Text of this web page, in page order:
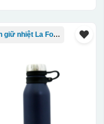
Bình giữ nhiệt La Fonte